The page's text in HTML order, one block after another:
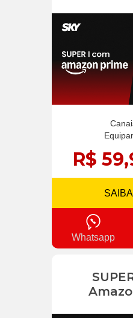
R$
Whatsapp